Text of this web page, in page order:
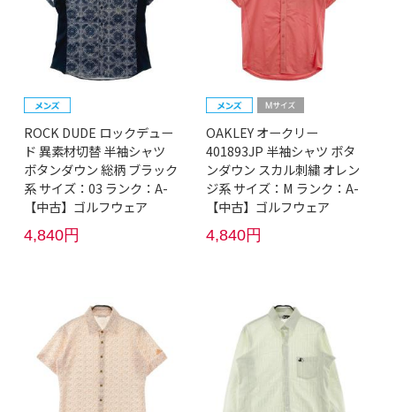
ROCK DUDE ロックデュー
ド 異素材切替 半袖シャツ
ボタンダウン 総柄 ブラック
系 サイズ：03 ランク：A-
【中古】ゴルフウェア
4,840円
OAKLEY オークリー
401893JP 半袖シャツ ボタ
ンダウン スカル刺繍 オレン
ジ系 サイズ：M ランク：A-
【中古】ゴルフウェア
4,840円